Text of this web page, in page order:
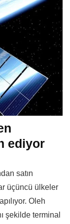
ediyor
satın
üçüncü ülkeler
Oleh
şekilde terminal